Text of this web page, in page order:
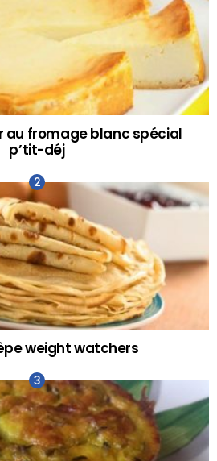
au fromage blanc spécial
p’tit-déj
weight watchers